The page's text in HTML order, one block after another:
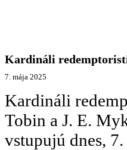
Kardináli
7. mája 2025
Kardináli
Tobin a J. E.
vstupujú dnes,